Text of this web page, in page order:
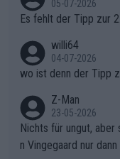
Rückstand im
gibt. Diese Etappe
unkt dieser Tour in
einem harten
onkurrentin die
g kaum noch zu
ichtung Nizza.
er SD Worx und
05-07-2026
Es fehlt der Tipp zur
willi64
04-07-2026
wo ist denn der Tipp
Z-Man
23-05-2026
Nichts für ungut, aber
n Vingegaard nur